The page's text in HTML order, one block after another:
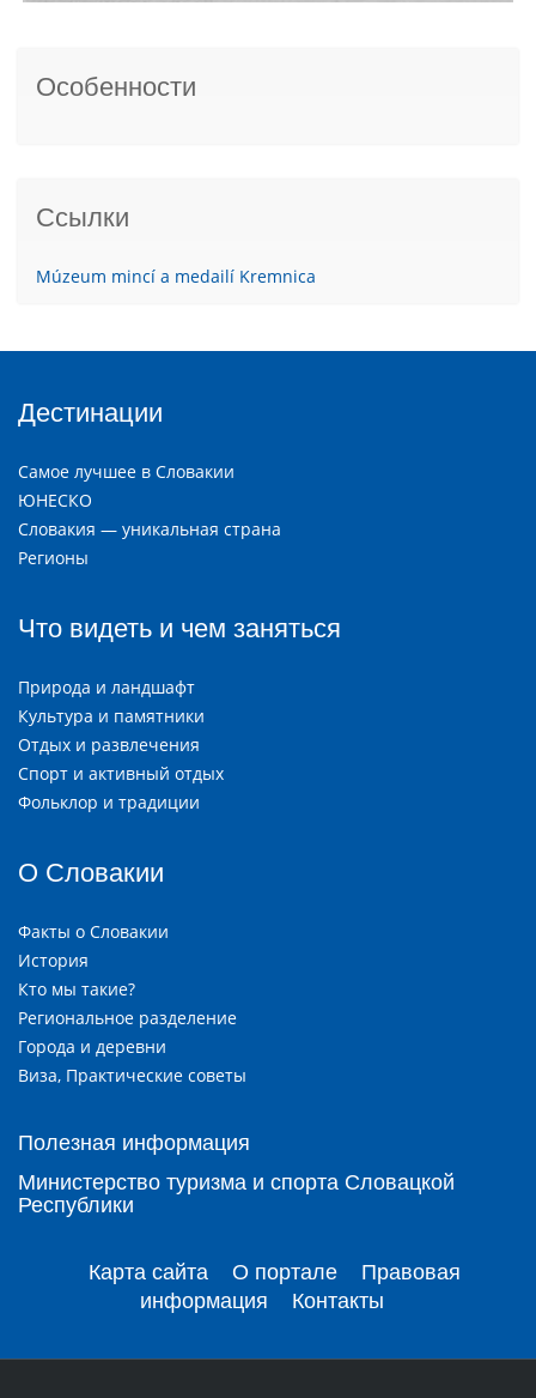
Особенности
Ссылки
Múzeum mincí a medailí Kremnica
Дестинации
Самое лучшее в Словакии
ЮНЕСКО
Словакия — уникальная страна
Регионы
Что видеть и чем заняться
Природа и ландшафт
Культура и памятники
Отдых и развлечения
Спорт и активный отдых
Фольклор и традиции
О Словакии
Факты о Словакии
История
Кто мы такие?
Региональное разделение
Города и деревни
Виза, Практические советы
Полезная информация
Министерство туризма и спорта Словацкой
Республики
Карта сайта О портале
Правовая
информация
Контакты